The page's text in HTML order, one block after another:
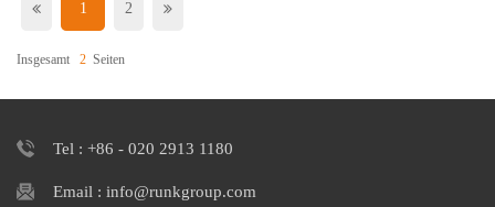
1 2
Insgesamt 2 Seiten
Tel : +86 - 020 2913 1180
Email : info@runkgroup.com